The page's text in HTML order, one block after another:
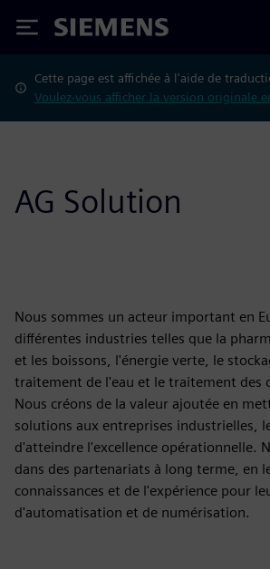
Siemens
Cette page est affichée à l'aide de
Voulez-vous afficher la version originale
AG Solution
Nous sommes un acteur important en
différentes industries telles que la
et les boissons, l'énergie verte, le
traitement de l'eau et le traitement des
Nous créons de la valeur ajoutée en
solutions aux entreprises industrielles,
d'atteindre l'excellence opérationnelle.
dans des partenariats à long terme, en
connaissances et de l'expérience pour
d'automatisation et de numérisation.